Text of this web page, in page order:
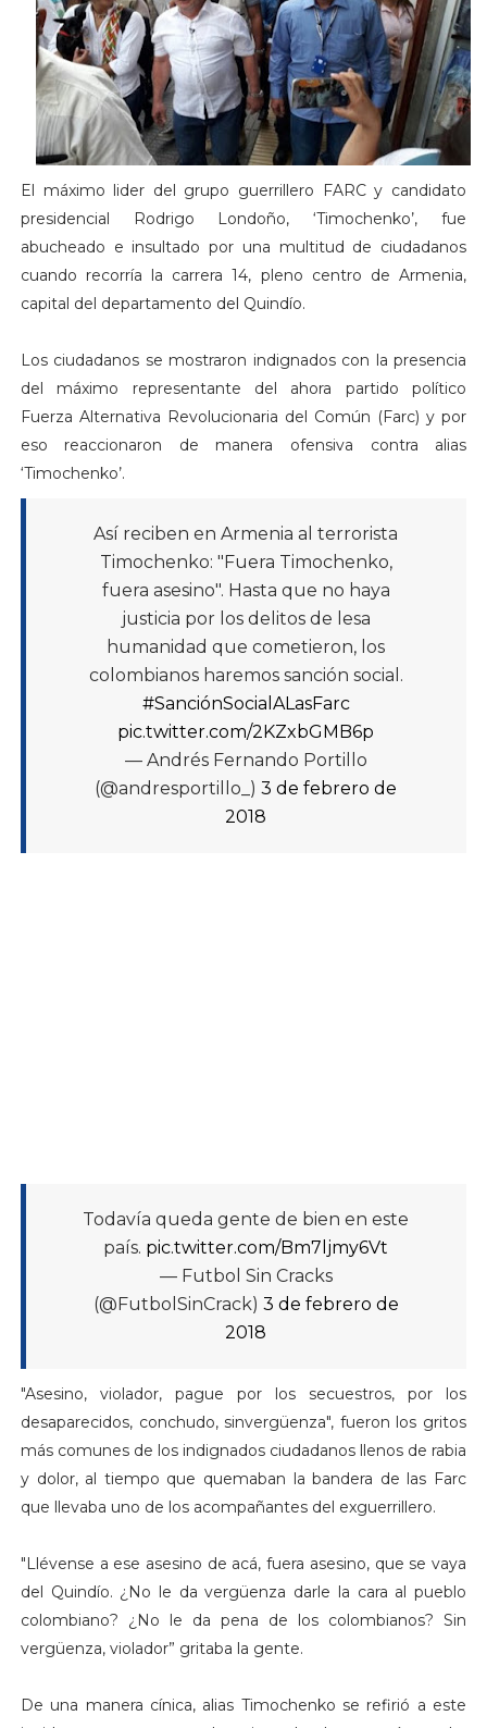
El máximo lider del grupo guerrillero FARC y candidato
presidencial Rodrigo Londoño, ‘Timochenko’, fue
abucheado e insultado por una multitud de ciudadanos
cuando recorría la carrera 14, pleno centro de Armenia,
capital del departamento del Quindío.
Los ciudadanos se mostraron indignados con la presencia
del máximo representante del ahora partido político
Fuerza Alternativa Revolucionaria del Común (Farc) y por
eso reaccionaron de manera ofensiva contra alias
‘Timochenko’.
Así reciben en Armenia al terrorista
Timochenko: "Fuera Timochenko,
fuera asesino". Hasta que no haya
justicia por los delitos de lesa
humanidad que cometieron, los
colombianos haremos sanción social.
#SanciónSocialALasFarc
pic.twitter.com/2KZxbGMB6p
— Andrés Fernando Portillo
(@andresportillo_)3 de febrero de
2018
Todavía queda gente de bien en este
país. pic.twitter.com/Bm7ljmy6Vt
— Futbol Sin Cracks
(@FutbolSinCrack) 3 de febrero de
2018
"Asesino, violador, pague por los secuestros, por los
desaparecidos, conchudo, sinvergüenza", fueron los gritos
más comunes de los indignados ciudadanos llenos de rabia
y dolor, al tiempo que quemaban la bandera de las Farc
que llevaba uno de los acompañantes del exguerrillero.
"Llévense a ese asesino de acá, fuera asesino, que se vaya
del Quindío. ¿No le da vergüenza darle la cara al pueblo
colombiano? ¿No le da pena de los colombianos? Sin
vergüenza, violador” gritaba la gente.
De una manera cínica, alias Timochenko se refirió a este